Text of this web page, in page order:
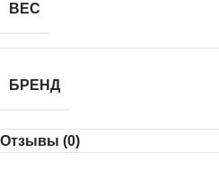
ВЕС
БРЕНД
Отзывы (0)